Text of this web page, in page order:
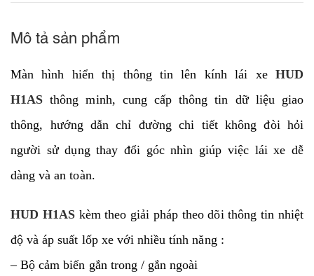
Mô tả sản phẩm
Màn hình hiển thị thông tin lên kính lái xe HUD
H1ASthông minh, cung cấp thông tin dữ liệu giao
thông, hướng dẫn chỉ đường chi tiết không đòi hỏi
người sử dụng thay đổi góc nhìn giúp việc lái xe dễ
dàng và an toàn.
HUD H1AS kèm theo giải pháp theo dõi thông tin nhiệt
độ và áp suất lốp xe với nhiều tính năng :
– Bộ cảm biến gắn trong / gắn ngoài